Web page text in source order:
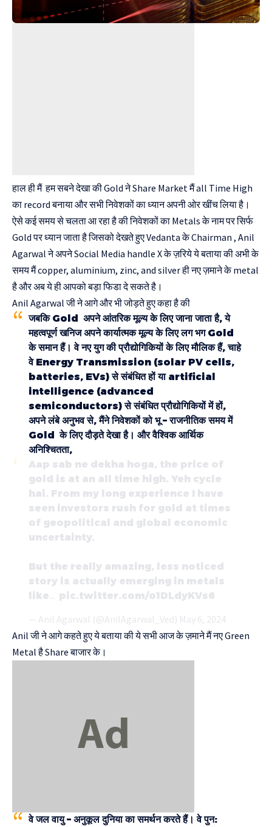
हाल ही मैं हम सबने देखा की Gold ने Share Market मैं all Time High
का record बनाया और सभी निवेशकों का ध्यान अपनी ओर खींच लिया है।
ऐसे कई समय से चलता आ रहा है की निवेशकों का Metals के नाम पर सिर्फ
Gold पर ध्यान जाता है जिसको देखते हुए Vedanta के Chairman , Anil
Agarwal ने अपने Social Media handle X के ज़रिये ये बताया की अभी के
समय मैं copper, aluminium, zinc, and silver ही नए ज़माने के metal
है और अब ये ही आपको बड़ा फिडा दे सकते है।
Anil Agarwal जी ने आगे और भी जोड़ते हुए कहा है की
जबकि Gold अपने आंतरिक मूल्य के लिए जाना जाता है, ये
महत्वपूर्ण खनिज अपने कार्यात्मक मूल्य के लिए लग भग Gold
के समान हैं। वे नए युग की प्रौद्योगिकियों के लिए मौलिक हैं, चाहे
वे Energy Transmission (solar PV cells,
batteries, EVs) से संबंधित हों या artificial
intelligence (advanced
semiconductors) से संबंधित प्रौद्योगिकियों में हों,
अपने लंबे अनुभव से, मैंने निवेशकों को भू – राजनीतिक समय में
Gold के लिए दौड़ते देखा है। और वैश्विक आर्थिक
अनिश्चितता,
Aap sab ne dekha hoga, the price of
gold is at an all time high. Yeh cycle
hai. From my long experience I have
seen investors rush for gold at times
of geopolitical and global economic
uncertainty.
But the really amazing, less noticed
story is actually emerging in metals
like… pic.twitter.com/o1DLdyKVs6
— Anil Agarwal (@AnilAgarwal_Ved) May 6, 2024
Anil जी ने आगे कहते हुए ये बताया की ये सभी आज के ज़माने मैं नए Green
Metal है Share बाजार के।
वे जल वायु – अनुकूल दुनिया का समर्थन करते हैं। वे पुन: